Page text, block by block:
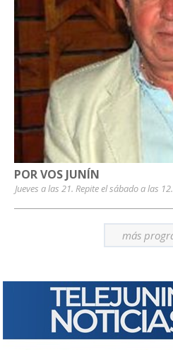
POR VOS JUNÍN
Jueves a las 21. Repite el sábado a las 12.
más